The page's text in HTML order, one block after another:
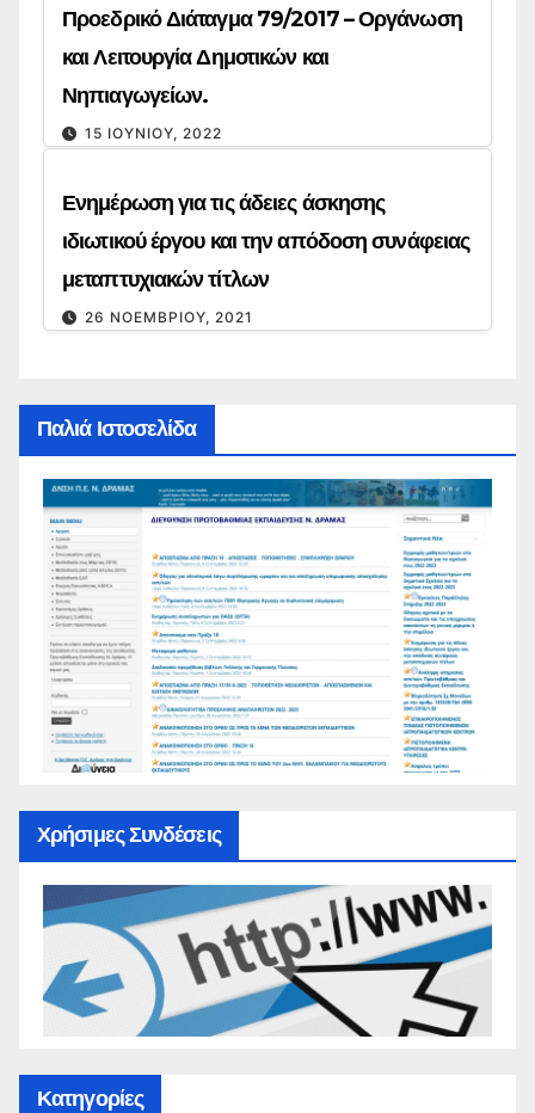
Προεδρικό Διάταγμα 79/2017 – Οργάνωση
και Λειτουργία Δημοτικών και
Νηπιαγωγείων.
15 ΙΟΥΝΊΟΥ, 2022
Ενημέρωση για τις άδειες άσκησης
ιδιωτικού έργου και την απόδοση συνάφειας
μεταπτυχιακών τίτλων
26 ΝΟΕΜΒΡΊΟΥ, 2021
Παλιά Ιστοσελίδα
Χρήσιμες Συνδέσεις
Κατηγορίες